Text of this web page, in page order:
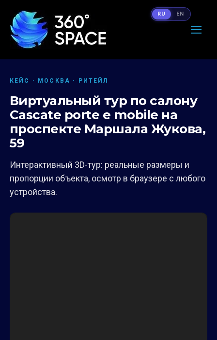
КЕЙС · МОСКВА · РИТЕЙЛ
Виртуальный тур по салону
Cascate porte e mobile на
проспекте Маршала Жукова,
59
Интерактивный 3D-тур: реальные размеры и
пропорции объекта, осмотр в браузере с любого
устройства.
RU EN